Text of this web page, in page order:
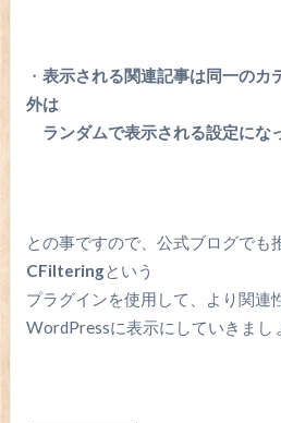
・ 表示される関連記事は同一のカ
外は
ランダムで表示される設定にな
との事ですので、公式ブログでも
CFilteringという
プラグインを使用して、より関連
WordPressに表示にしていきまし